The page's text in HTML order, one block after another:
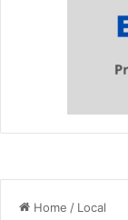
Home / Local